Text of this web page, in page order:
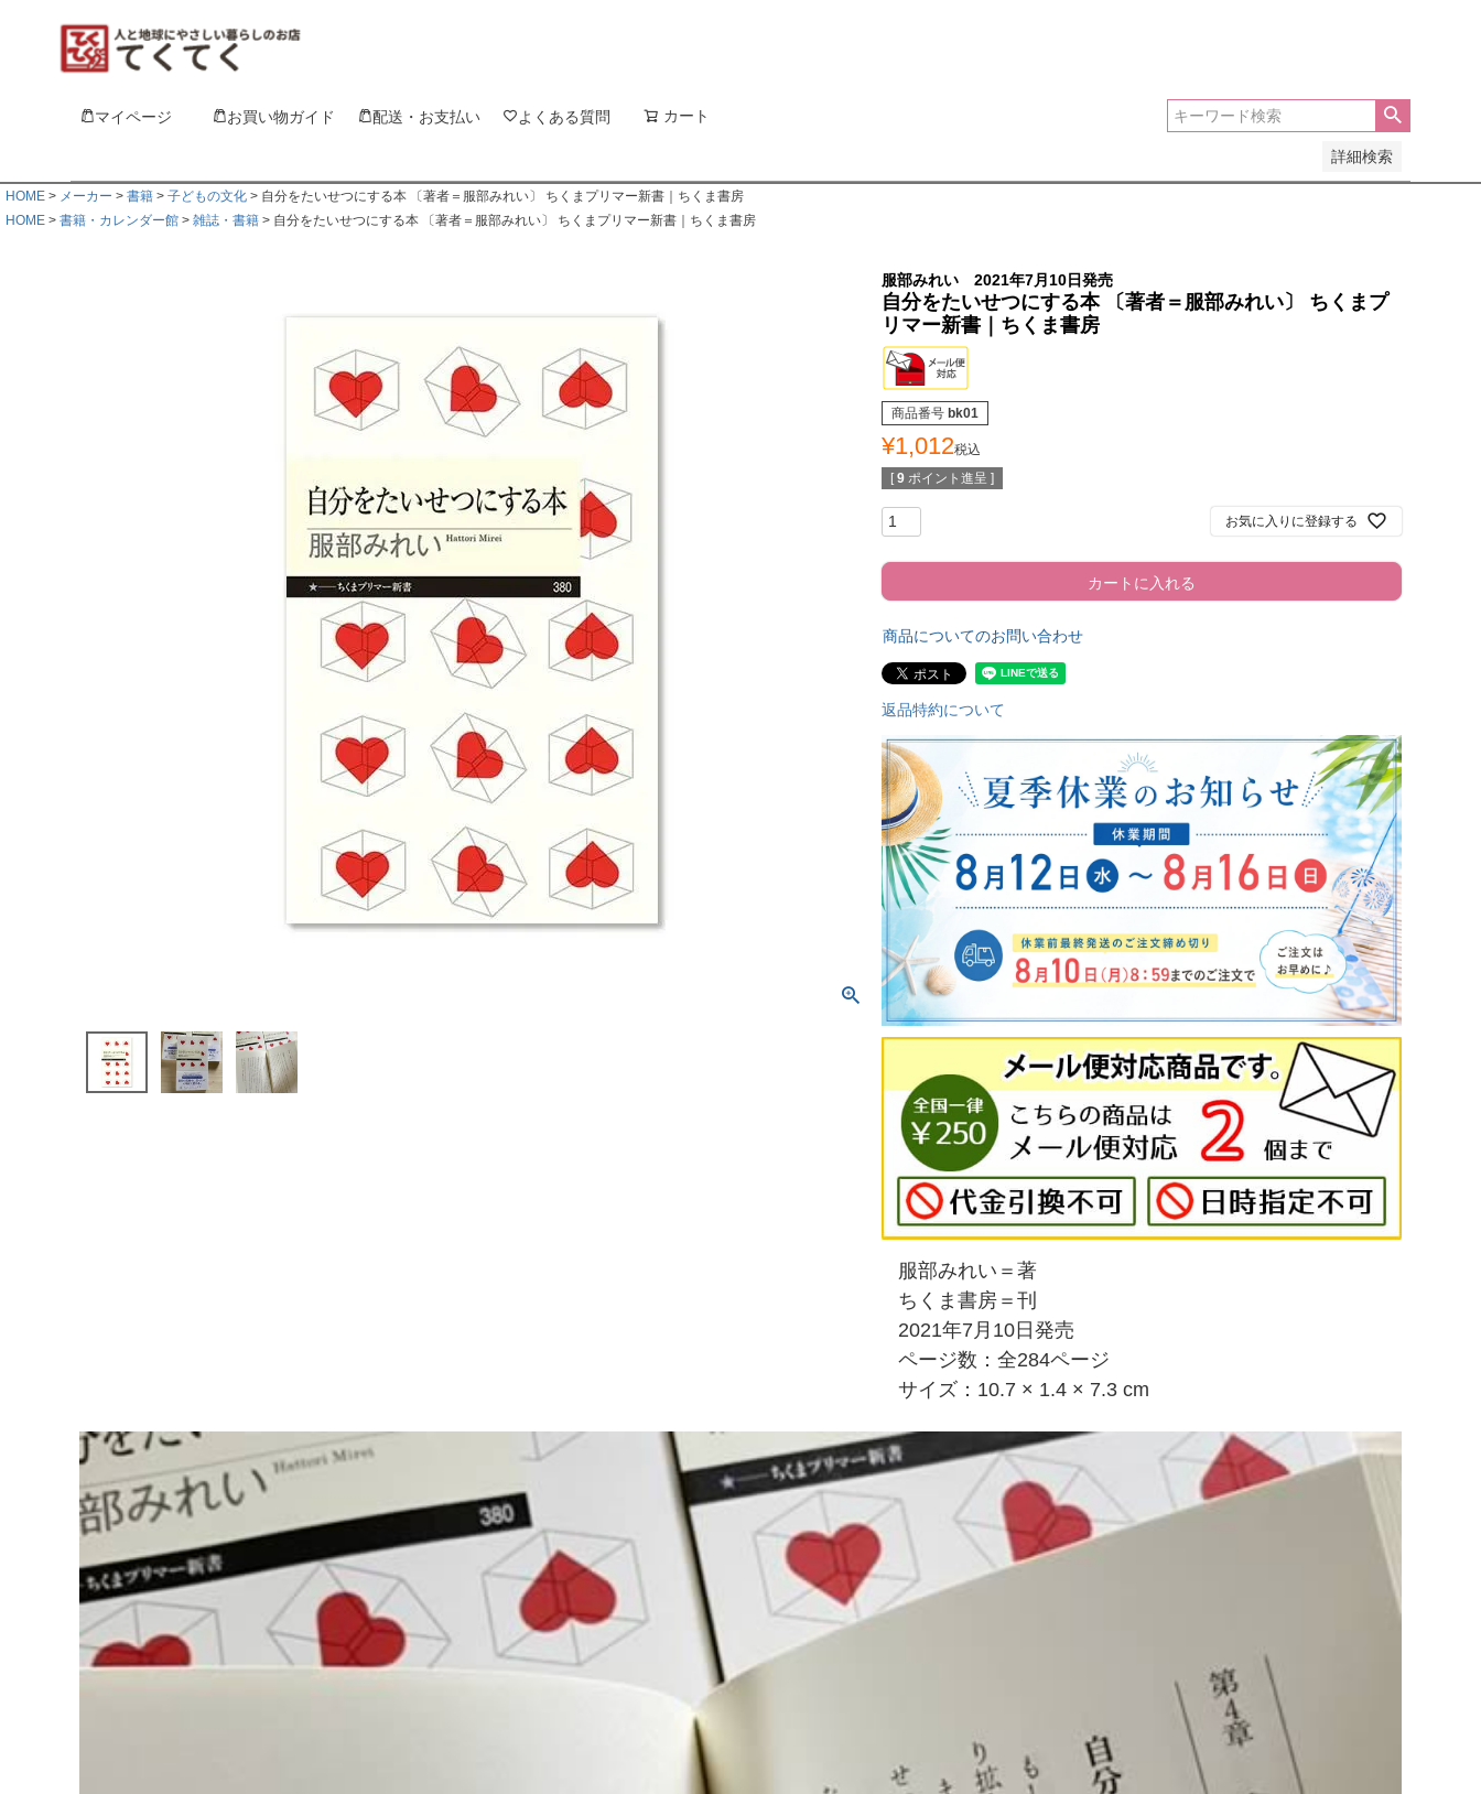
マイページ お買い物ガイド 配送・お支払い よくある質問 カート
詳細検索
HOME メーカー 書籍 子どもの文化
自分をたいせつにする本 〔著者＝服部みれい〕 ちくまプリマー新書｜ちくま書房
HOME
書籍・カレンダー館 雑誌・書籍 自分をたいせつにする本 〔著者＝服部みれい〕 ちくまプリマー新書｜ちくま書房
服部みれい 2021年7月10日発売
自分をたいせつにする本 〔著者＝服部みれい〕 ちくまプ
リマー新書｜ちくま書房
商品番号 bk01
¥1,012税込
[ 9 ポイント進呈 ]
お気に入りに登録する
カートに入れる
商品についてのお問い合わせ
返品特約について
服部みれい＝著
ちくま書房＝刊
2021年7月10日発売
ページ数：全284ページ
サイズ：10.7 × 1.4 × 7.3 cm